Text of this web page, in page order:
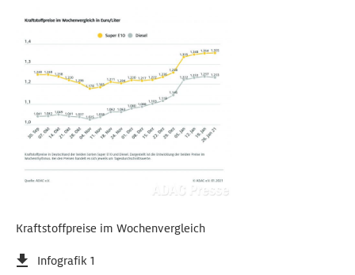
Kraftstoffpreise im Wochenvergleich
Infografik 1